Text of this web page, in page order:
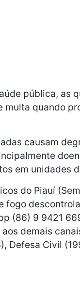
pública, as
multa quando
causam
em unidades
do Piauí
fogo
(86) 9 9421
demais
Defesa Civil